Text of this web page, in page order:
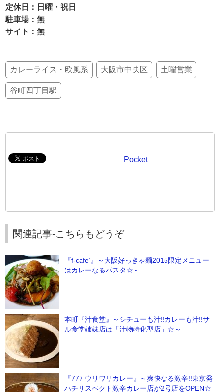
定休日：日曜・祝日
駐車場：無
サイト：無
カレーライス・欧風系 大阪市中央区 土曜営業
谷町四丁目駅
Pocket
関連記事-こちらもどうぞ
『f-cafe’』～大阪好っきゃ麺2015限定メニュー
はカレーなるパスタ☆～
本町『汁食堂』～シチューも汁!!カレーも汁!!サ
ル食堂姉妹店は「汁物特化型店」☆～
『777 ウリワリカレー』～爽快なる激辛!!東京発
ハチリスペクト激辛カレー店が2号店をOPEN☆